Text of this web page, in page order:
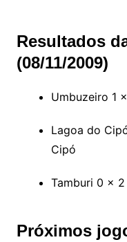
Resultados
(08/11/2009)
Umbuzeiro 1
Lagoa do
Cipó
Tamburi 0 x 2
Próximos